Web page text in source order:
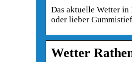
Das aktuelle Wetter in
oder lieber
Wetter